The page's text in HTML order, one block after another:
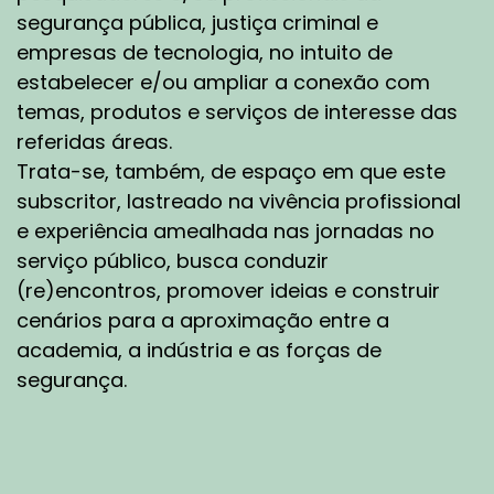
período, se consolida a pena de prisão como
uma sanção central. Os crimes, também, não
evoluem muito: pequenos furtos, prisões
refletindo o controle social sobre a população
mais pobre e os negros e onde as prisões
reforçavam a hierarquia social e uma
marginalização muito grande! Então, de mil
quinhentos e trinta e quatro ao início da Era
Vargas, em mil novecentos e trinta, nós
tivemos pouca evolução. Nós saímos do
Período Colonial e, entrando no final do Período
Imperial, com o guarda prisional sendo oriundo
da classe militar. Eram os militares que
administravam os quartéis onde tinham esses
locais de recolhimento. Com o advento das
segurança pública, justiça criminal e
empresas de tecnologia, no intuito de
estabelecer e/ou ampliar a conexão com
temas, produtos e serviços de interesse das
referidas áreas.
Trata-se, também, de espaço em que este
subscritor, lastreado na vivência profissional
e experiência amealhada nas jornadas no
serviço público, busca conduzir
(re)encontros, promover ideias e construir
cenários para a aproximação entre a
academia, a indústria e as forças de
segurança.